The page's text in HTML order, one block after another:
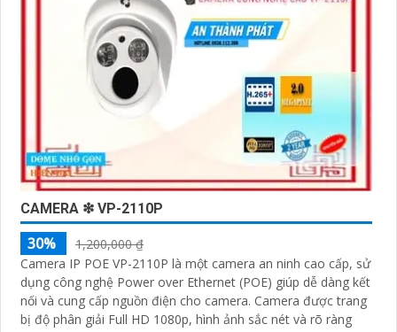
CAMERA ❇ VP-2110P
30%
1,200,000 ₫
Camera IP POE VP-2110P là một camera an ninh cao cấp, sử
dụng công nghệ Power over Ethernet (POE) giúp dễ dàng kết
nối và cung cấp nguồn điện cho camera. Camera được trang
bị độ phân giải Full HD 1080p, hình ảnh sắc nét và rõ ràng